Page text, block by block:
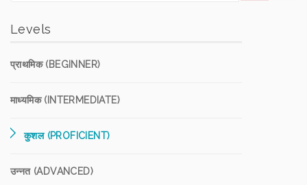
Levels
प्राथमिक (BEGINNER)
माध्यमिक (INTERMEDIATE)
कुशल (PROFICIENT)
उन्नत (ADVANCED)